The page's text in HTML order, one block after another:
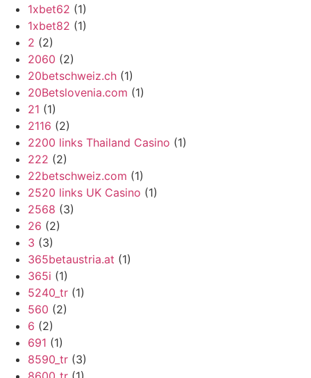
1xbet62 (1)
1xbet82 (1)
2 (2)
2060 (2)
20betschweiz.ch (1)
20Betslovenia.com (1)
21 (1)
2116 (2)
2200 links Thailand Casino (1)
222 (2)
22betschweiz.com (1)
2520 links UK Casino (1)
2568 (3)
26 (2)
3 (3)
365betaustria.at (1)
365i (1)
5240_tr (1)
560 (2)
6 (2)
691 (1)
8590_tr (3)